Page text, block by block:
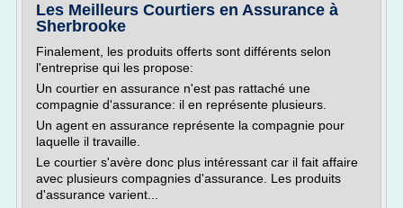
Les Meilleurs Courtiers en Assurance à
Sherbrooke
Finalement, les produits offerts sont différents selon
l'entreprise qui les propose:
Un courtier en assurance n'est pas rattaché une
compagnie d'assurance: il en représente plusieurs.
Un agent en assurance représente la compagnie pour
laquelle il travaille.
Le courtier s'avère donc plus intéressant car il fait affaire
avec plusieurs compagnies d'assurance. Les produits
d'assurance varient...